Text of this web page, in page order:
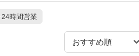
24時間営業